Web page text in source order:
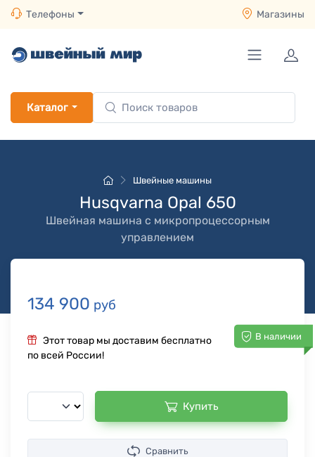
Телефоны Магазины
Каталог
Швейные машины
Husqvarna Opal 650
Швейная машина с микропроцессорным
управлением
134 900 руб
В наличии
Этот товар мы доставим бесплатно
по всей России!
Купить
Сравнить